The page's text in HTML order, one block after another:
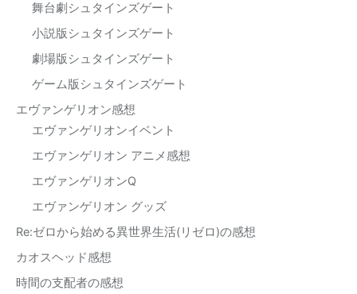
舞台劇シュタインズゲート
小説版シュタインズゲート
劇場版シュタインズゲート
ゲーム版シュタインズゲート
エヴァンゲリオン感想
エヴァンゲリオンイベント
エヴァンゲリオン アニメ感想
エヴァンゲリオンQ
エヴァンゲリオン グッズ
Re:ゼロから始める異世界生活(リゼロ)の感想
カオスヘッド感想
時間の支配者の感想